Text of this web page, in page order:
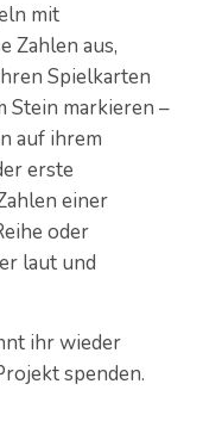
mit
Zahlen aus,
Spielkarten
Stein markieren –
auf ihrem
erste
einer
oder
laut und
ihr wieder
spenden.